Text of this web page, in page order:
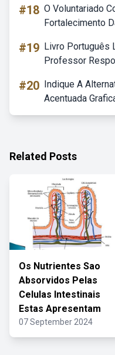
#18 O Voluntariado
Fortalecimento
#19 Livro Português
Professor
#20 Indique A
Acentuada
Related Posts
Os Nutrientes Sao
Absorvidos Pelas
Celulas Intestinais
Estas Apresentam
07 September 2024